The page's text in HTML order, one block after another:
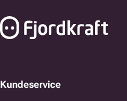
Kundeservice